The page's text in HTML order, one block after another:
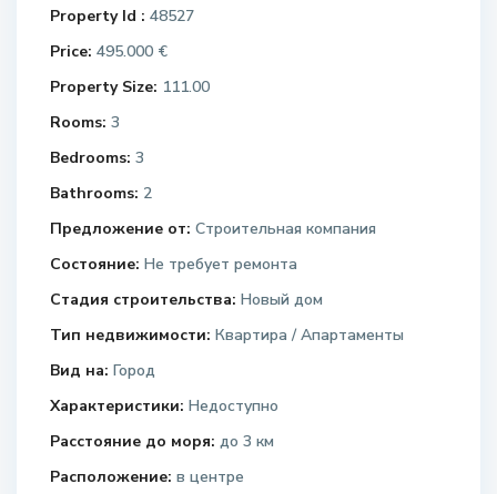
Property Id : 48527
Price: 495.000 €
Property Size: 111.00
Rooms: 3
Bedrooms: 3
Bathrooms: 2
Предложение от: Строительная компания
Состояние: Не требует ремонта
Стадия строительства: Новый дом
Тип недвижимости: Квартира / Апартаменты
Вид на: Город
Характеристики: Недоступно
Расстояние до моря: до 3 км
Расположение: в центре